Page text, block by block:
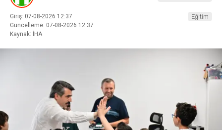
Giriş: 07-08-2026 12:37
Güncelleme: 07-08-2026 12:37
Kaynak: İHA
Eğitim